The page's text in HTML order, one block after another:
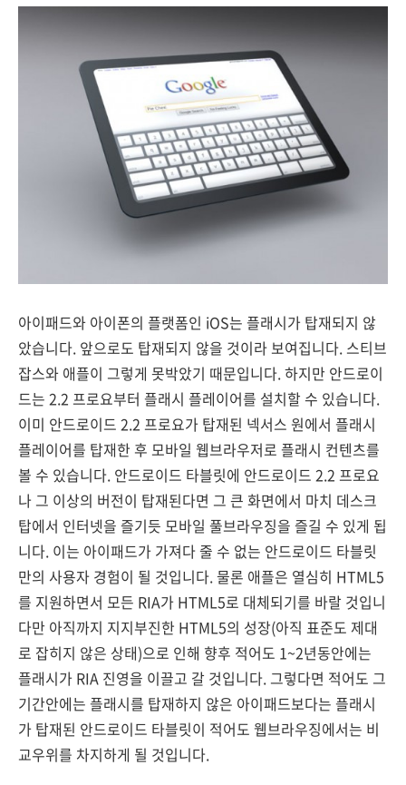
아이패드와 아이폰의 플랫폼인 iOS는 플래시가 탑재되지 않
았습니다. 앞으로도 탑재되지 않을 것이라 보여집니다. 스티브
잡스와 애플이 그렇게 못박았기 때문입니다. 하지만 안드로이
드는 2.2 프로요부터 플래시 플레이어를 설치할 수 있습니다.
이미 안드로이드 2.2 프로요가 탑재된 넥서스 원에서 플래시
플레이어를 탑재한 후 모바일 웹브라우저로 플래시 컨텐츠를
볼 수 있습니다. 안드로이드 타블릿에 안드로이드 2.2 프로요
나 그 이상의 버전이 탑재된다면 그 큰 화면에서 마치 데스크
탑에서 인터넷을 즐기듯 모바일 풀브라우징을 즐길 수 있게 됩
니다. 이는 아이패드가 가져다 줄 수 없는 안드로이드 타블릿
만의 사용자 경험이 될 것입니다. 물론 애플은 열심히 HTML5
를 지원하면서 모든 RIA가 HTML5로 대체되기를 바랄 것입니
다만 아직까지 지지부진한 HTML5의 성장(아직 표준도 제대
로 잡히지 않은 상태)으로 인해 향후 적어도 1~2년동안에는
플래시가 RIA 진영을 이끌고 갈 것입니다. 그렇다면 적어도 그
기간안에는 플래시를 탑재하지 않은 아이패드보다는 플래시
가 탑재된 안드로이드 타블릿이 적어도 웹브라우징에서는 비
교우위를 차지하게 될 것입니다.